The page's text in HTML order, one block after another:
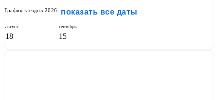
График заездов 2026: показать все даты
август
18
сентябрь
15